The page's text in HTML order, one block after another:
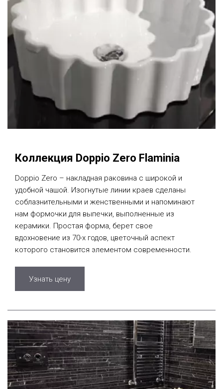
Коллекция Doppio Zero Flaminia
Doppio Zero – накладная раковина с широкой и
удобной чашой. Изогнутые линии краев сделаны
соблазнительными и женственными и напоминают
нам формочки для выпечки, выполненные из
керамики. Простая форма, берет свое
вдохновение из 70-х годов, цветочный аспект
которого становится элементом современности.
Узнать цену